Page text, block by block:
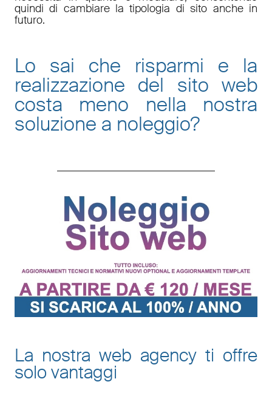
quindi di cambiare la tipologia di sito anche in
futuro.
Lo sai che risparmi e la
realizzazione del sito web
costa meno nella nostra
soluzione a noleggio?
La nostra web agency ti offre
solo vantaggi